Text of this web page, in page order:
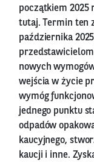
początkiem 2025
tutaj. Termin ten
października
nowych
wejścia w życie
wymóg
jednego punktu
odpadów
kaucyjnego,
kaucji i inne.